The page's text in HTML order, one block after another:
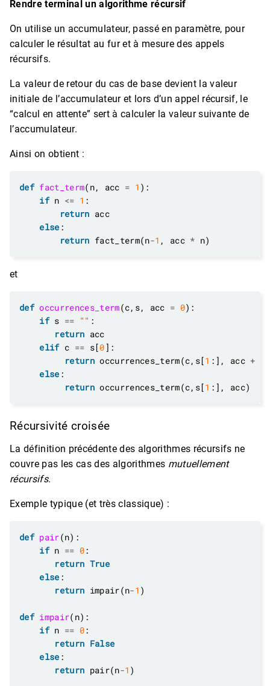
Rendre terminal un algorithme récursif
On utilise un accumulateur, passé en paramètre, pour
calculer le résultat au fur et à mesure des appels
récursifs.
La valeur de retour du cas de base devient la valeur
initiale de l’accumulateur et lors d’un appel récursif, le
“calcul en attente” sert à calculer la valeur suivante de
l’accumulateur.
Ainsi on obtient :
def fact_term(n, acc = 1
if n <= 1
return
acc
else
return fact_term(n-1 , acc *
et
def occurrences_term(c,s, acc = 0
if s == ""
return
elif c == s[0
return occurrences_term(c,s[1 :], acc +
else
return occurrences_term(c,s[1
Récursivité croisée
La définition précédente des algorithmes récursifs ne
couvre pas les cas des algorithmes mutuellement
récursifs.
Exemple typique (et très classique) :
def pair
if n == 0
return True
else
return impair(n-1
def impair
if n == 0
return False
else
return pair(n-1